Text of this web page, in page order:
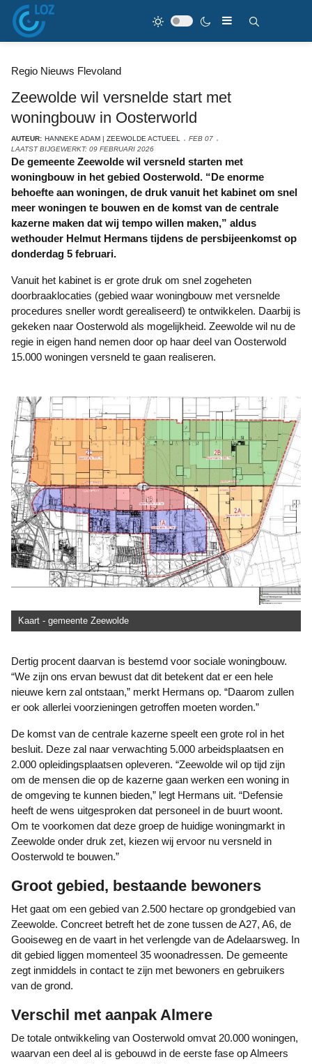
Regio Nieuws Flevoland
Zeewolde wil versnelde start met
woningbouw in Oosterworld
AUTEUR: HANNEKE ADAM | ZEEWOLDE ACTUEEL
FEB 07
LAATST BIJGEWERKT: 09 FEBRUARI 2026
De gemeente Zeewolde wil versneld starten met
woningbouw in het gebied Oosterwold. “De enorme
behoefte aan woningen, de druk vanuit het kabinet om snel
meer woningen te bouwen en de komst van de centrale
kazerne maken dat wij tempo willen maken,” aldus
wethouder Helmut Hermans tijdens de persbijeenkomst op
donderdag 5 februari.
Vanuit het kabinet is er grote druk om snel zogeheten
doorbraaklocaties (gebied waar woningbouw met versnelde
procedures sneller wordt gerealiseerd) te ontwikkelen. Daarbij is
gekeken naar Oosterwold als mogelijkheid. Zeewolde wil nu de
regie in eigen hand nemen door op haar deel van Oosterwold
15.000 woningen versneld te gaan realiseren.
Kaart - gemeente Zeewolde
Dertig procent daarvan is bestemd voor sociale woningbouw.
“We zijn ons ervan bewust dat dit betekent dat er een hele
nieuwe kern zal ontstaan,” merkt Hermans op. “Daarom zullen
er ook allerlei voorzieningen getroffen moeten worden.”
De komst van de centrale kazerne speelt een grote rol in het
besluit. Deze zal naar verwachting 5.000 arbeidsplaatsen en
2.000 opleidingsplaatsen opleveren. “Zeewolde wil op tijd zijn
om de mensen die op de kazerne gaan werken een woning in
de omgeving te kunnen bieden,” legt Hermans uit. “Defensie
heeft de wens uitgesproken dat personeel in de buurt woont.
Om te voorkomen dat deze groep de huidige woningmarkt in
Zeewolde onder druk zet, kiezen wij ervoor nu versneld in
Oosterwold te bouwen.”
Groot gebied, bestaande bewoners
Het gaat om een gebied van 2.500 hectare op grondgebied van
Zeewolde. Concreet betreft het de zone tussen de A27, A6, de
Gooiseweg en de vaart in het verlengde van de Adelaarsweg. In
dit gebied liggen momenteel 35 woonadressen. De gemeente
zegt inmiddels in contact te zijn met bewoners en gebruikers
van de grond.
Verschil met aanpak Almere
De totale ontwikkeling van Oosterwold omvat 20.000 woningen,
waarvan een deel al is gebouwd in de eerste fase op Almeers